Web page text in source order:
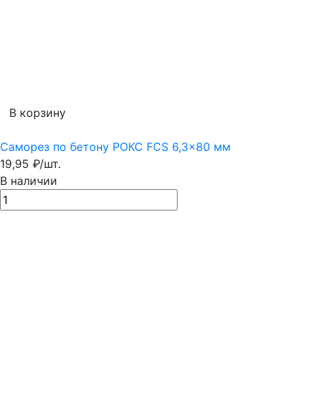
В корзину
Саморез по бетону РОКС FCS 6,3x80 мм
19,95 ₽/шт.
В наличии